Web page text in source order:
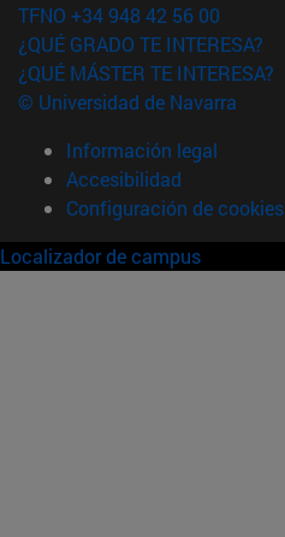
TFNO +34 948 42 56 00
¿QUÉ GRADO TE INTERESA?
¿QUÉ MÁSTER TE INTERESA?
© Universidad de Navarra
Información legal
Accesibilidad
Configuración de cookies
Localizador de campus